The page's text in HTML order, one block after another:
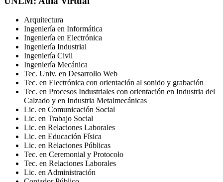
Arquitectura
Ingeniería en Informática
Ingeniería en Electrónica
Ingeniería Industrial
Ingeniería Civil
Ingeniería Mecánica
Tec. Univ. en Desarrollo Web
Tec. en Electrónica con orientación al sonido y grabación
Tec. en Procesos Industriales con orientación en Industria del
Calzado y en Industria Metalmecánicas
Lic. en Comunicación Social
Lic. en Trabajo Social
Lic. en Relaciones Laborales
Lic. en Educación Física
Lic. en Relaciones Públicas
Tec. en Ceremonial y Protocolo
Tec. en Relaciones Laborales
Lic. en Administración